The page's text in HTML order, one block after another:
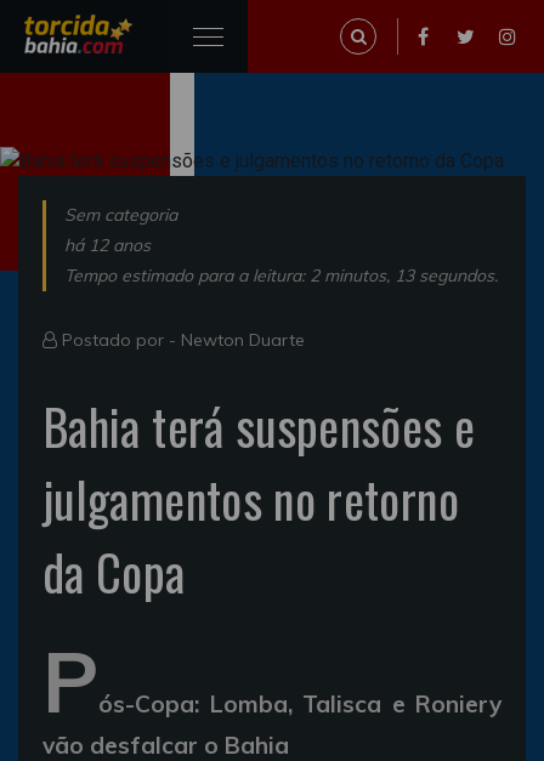
Sem categoria
há 12 anos
Tempo estimado para a leitura: 2 minutos, 13 segundos.
Postado por - Newton Duarte
Bahia terá suspensões e
julgamentos no retorno
da Copa
Pós-Copa: Lomba, Talisca e Roniery
vão desfalcar o Bahia